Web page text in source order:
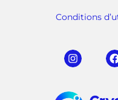
Conditions